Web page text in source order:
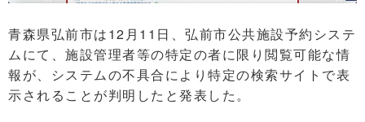
青森県弘前市は12月11日、弘前市公共施設予約システ
ムにて、施設管理者等の特定の者に限り閲覧可能な情
報が、システムの不具合により特定の検索サイトで表
示されることが判明したと発表した。